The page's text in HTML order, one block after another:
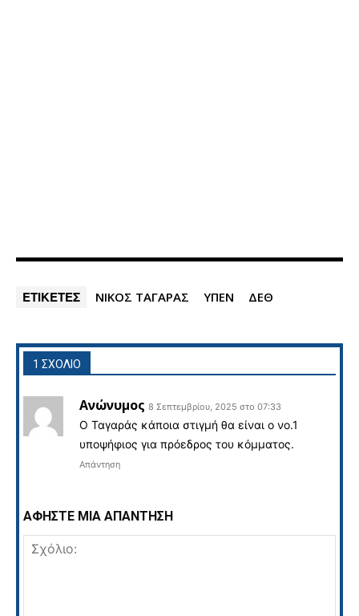
ΕΤΙΚΕΤΕΣ ΝΙΚΟΣ ΤΑΓΑΡΑΣ ΥΠΕΝ ΔΕΘ
1 ΣΧΟΛΙΟ
Ανώνυμος 8 Σεπτεμβρίου, 2025 στο 07:33
Ο Ταγαράς κάποια στιγμή θα είναι ο νο.1
υποψήφιος για πρόεδρος του κόμματος.
Απάντηση
ΑΦΗΣΤΕ ΜΙΑ ΑΠΑΝΤΗΣΗ